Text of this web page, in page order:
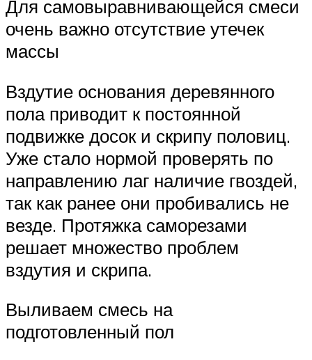
Для самовыравнивающейся смеси
очень важно отсутствие утечек
массы
Вздутие основания деревянного
пола приводит к постоянной
подвижке досок и скрипу половиц.
Уже стало нормой проверять по
направлению лаг наличие гвоздей,
так как ранее они пробивались не
везде. Протяжка саморезами
решает множество проблем
вздутия и скрипа.
Выливаем смесь на
подготовленный пол